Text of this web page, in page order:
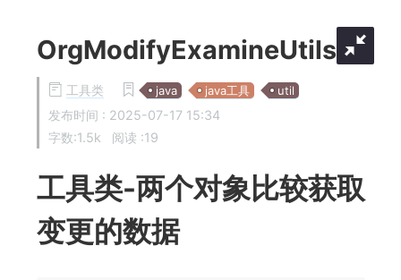
OrgModifyExamineUtils
工具类 java java工具 util
发布时间 : 2025-07-17 15:34
字数:1.5k
阅读 :19
工具类-两个对象比较获取
变更的数据